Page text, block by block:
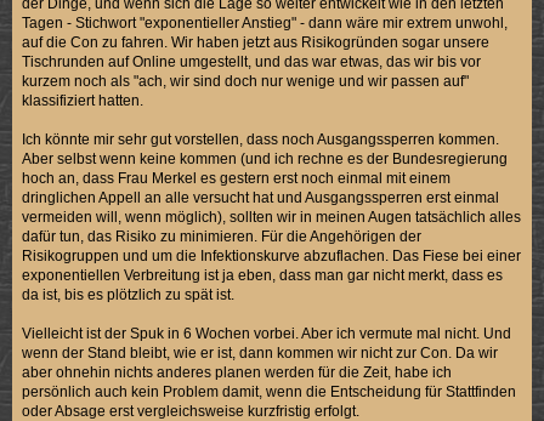
der Dinge, und wenn sich die Lage so weiter entwickelt wie in den letzten
Tagen - Stichwort "exponentieller Anstieg" - dann wäre mir extrem unwohl,
auf die Con zu fahren. Wir haben jetzt aus Risikogründen sogar unsere
Tischrunden auf Online umgestellt, und das war etwas, das wir bis vor
kurzem noch als "ach, wir sind doch nur wenige und wir passen auf"
klassifiziert hatten.
Ich könnte mir sehr gut vorstellen, dass noch Ausgangssperren kommen.
Aber selbst wenn keine kommen (und ich rechne es der Bundesregierung
hoch an, dass Frau Merkel es gestern erst noch einmal mit einem
dringlichen Appell an alle versucht hat und Ausgangssperren erst einmal
vermeiden will, wenn möglich), sollten wir in meinen Augen tatsächlich alles
dafür tun, das Risiko zu minimieren. Für die Angehörigen der
Risikogruppen und um die Infektionskurve abzuflachen. Das Fiese bei einer
exponentiellen Verbreitung ist ja eben, dass man gar nicht merkt, dass es
da ist, bis es plötzlich zu spät ist.
Vielleicht ist der Spuk in 6 Wochen vorbei. Aber ich vermute mal nicht. Und
wenn der Stand bleibt, wie er ist, dann kommen wir nicht zur Con. Da wir
aber ohnehin nichts anderes planen werden für die Zeit, habe ich
persönlich auch kein Problem damit, wenn die Entscheidung für Stattfinden
oder Absage erst vergleichsweise kurzfristig erfolgt.